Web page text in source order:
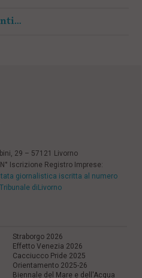
29 – 57121 Livorno
N° Iscrizione Registro Imprese:
giornalistica iscritta al numero
diLivorno
Straborgo 2026
Effetto Venezia 2026
Cacciucco Pride 2025
Orientamento 2025-26
Biennale del Mare e dell'Acqua